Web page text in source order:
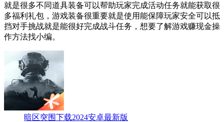
就是很多不同道具装备可以帮助玩家完成活动任务就能获取很
多福利礼包，游戏装备很重要就是使用能保障玩家安全可以抵
挡对手挑战就是能很好完成战斗任务，想要了解游戏赚现金操
作方法找小编。
暗区突围下载2024安卓最新版